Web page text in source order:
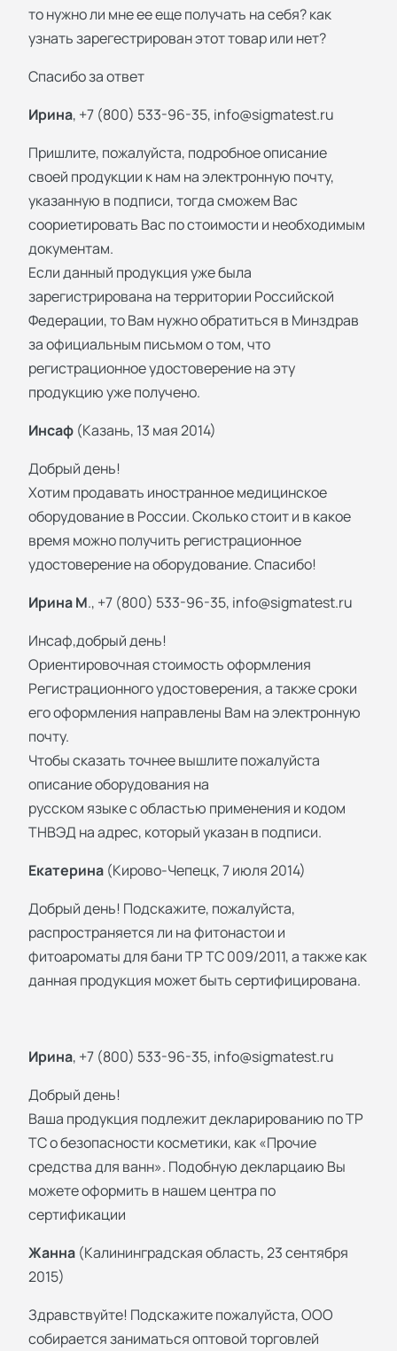
то нужно ли мне ее еще получать на себя? как
узнать зарегестрирован этот товар или нет?
Спасибо за ответ
Ирина, +7 (800) 533-96-35, info@sigmatest.ru
Пришлите, пожалуйста, подробное описание
своей продукции к нам на электронную почту,
указанную в подписи, тогда сможем Вас
соориетировать Вас по стоимости и необходимым
документам.
Если данный продукция уже была
зарегистрирована на территории Российской
Федерации, то Вам нужно обратиться в Минздрав
за официальным письмом о том, что
регистрационное удостоверение на эту
продукцию уже получено.
Инсаф (Казань, 13 мая 2014)
Добрый день!
Хотим продавать иностранное медицинское
оборудование в России. Сколько стоит и в какое
время можно получить регистрационное
удостоверение на оборудование. Спасибо!
Ирина М., +7 (800) 533-96-35, info@sigmatest.ru
Инсаф,добрый день!
Ориентировочная стоимость оформления
Регистрационного удостоверения, а также сроки
его оформления направлены Вам на электронную
почту.
Чтобы сказать точнее вышлите пожалуйста
описание оборудования на
русском языке с областью применения и кодом
ТНВЭД на адрес, который указан в подписи.
Екатерина (Кирово-Чепецк, 7 июля 2014)
Добрый день! Подскажите, пожалуйста,
распространяется ли на фитонастои и
фитоароматы для бани ТР ТС 009/2011, а также как
данная продукция может быть сертифицирована.
Ирина, +7 (800) 533-96-35, info@sigmatest.ru
Добрый день!
Ваша продукция подлежит декларированию по ТР
ТС о безопасности косметики, как «Прочие
средства для ванн». Подобную декларцаию Вы
можете оформить в нашем центра по
сертификации
Жанна (Калининградская область, 23 сентября
2015)
Здравствуйте! Подскажите пожалуйста, ООО
собирается заниматься оптовой торговлей